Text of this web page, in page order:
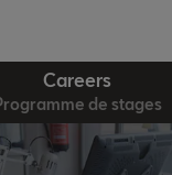
Careers
de stages